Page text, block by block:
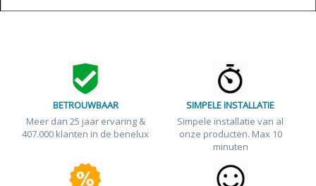
BETROUWBAAR
Meer dan 25 jaar ervaring &
407.000 klanten in de benelux
SIMPELE INSTALLATIE
Simpele installatie van al
onze producten. Max 10
minuten